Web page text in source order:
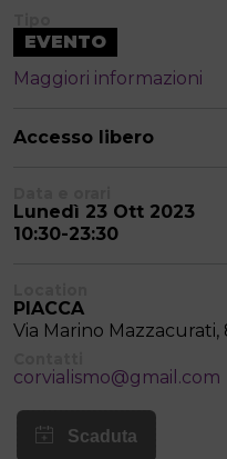
EVENTO
Maggiori informazioni
Accesso libero
Lunedì 23 Ott 2023
10:30-23:30
PIACCA
Via Marino Mazzacurati,
corvialismo@gmail.com